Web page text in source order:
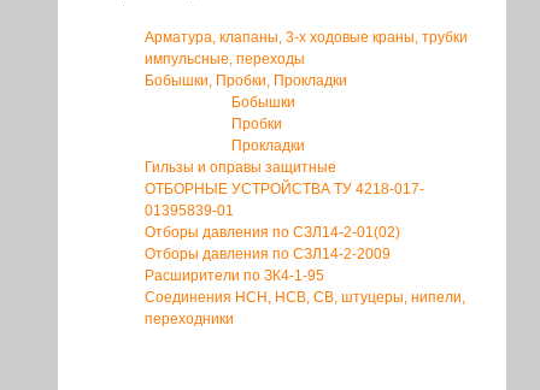
Арматура, клапаны, 3-х ходовые краны, трубки
импульсные, переходы
Бобышки, Пробки, Прокладки
Бобышки
Пробки
Прокладки
Гильзы и оправы защитные
ОТБОРНЫЕ УСТРОЙСТВА ТУ 4218-017-
01395839-01
Отборы давления по СЗЛ14-2-01(02)
Отборы давления по СЗЛ14-2-2009
Расширители по ЗК4-1-95
Соединения НСН, НСВ, СВ, штуцеры, нипели,
переходники